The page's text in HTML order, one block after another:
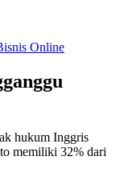
Online
hukum Inggris
memiliki 32% dari